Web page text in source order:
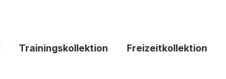
Trainingskollektion Freizeitkollektion